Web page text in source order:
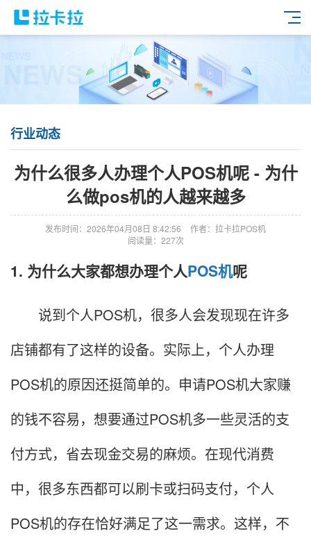
行业动态
为什么很多人办理个人POS机呢 - 为什
么做pos机的人越来越多
发布时间：2026年04月08日 8:42:56
作者：拉卡拉POS机
阅读量：227次
1. 为什么大家都想办理个人POS机呢
说到个人POS机，很多人会发现现在许多
店铺都有了这样的设备。实际上，个人办理
POS机的原因还挺简单的。申请POS机大家赚
的钱不容易，想要通过POS机多一些灵活的支
付方式，省去现金交易的麻烦。在现代消费
中，很多东西都可以刷卡或扫码支付，个人
POS机的存在恰好满足了这一需求。这样，不